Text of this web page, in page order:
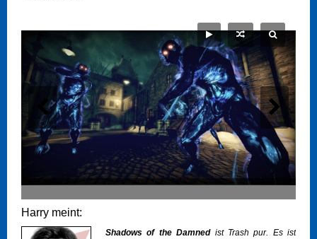
Harry meint:
Shadows of the Damnedist Trash pur. Es ist